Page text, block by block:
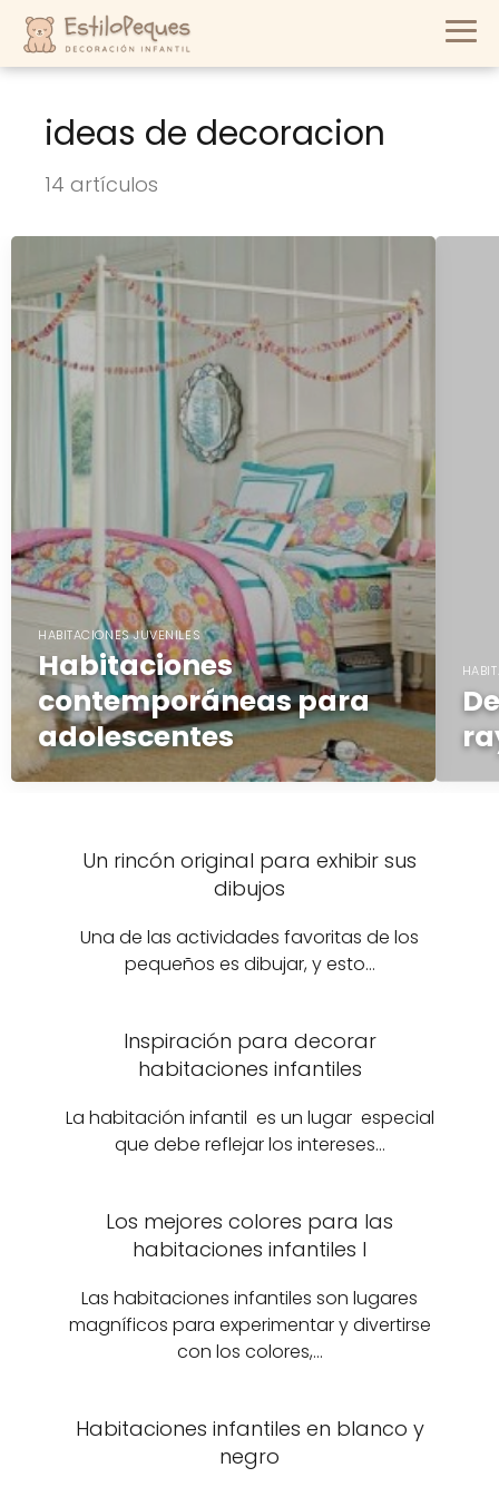
ideas de decoracion
14 artículos
HABITACIONES JUVENILES
Habitaciones
contemporáneas para
adolescentes
Un rincón original para exhibir sus
dibujos
Una de las actividades favoritas de los
pequeños es dibujar, y esto…
Inspiración para decorar
habitaciones infantiles
La habitación infantil es un lugar especial
que debe reflejar los intereses…
Los mejores colores para las
habitaciones infantiles I
Las habitaciones infantiles son lugares
magníficos para experimentar y divertirse
con los colores,…
Habitaciones infantiles en blanco y
negro